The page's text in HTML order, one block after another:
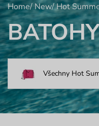
Home/New/Hot
BATOHY
Všechny Hot